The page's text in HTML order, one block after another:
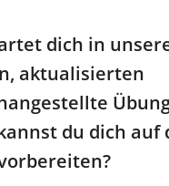
dich in
aktualisierten
du dich auf